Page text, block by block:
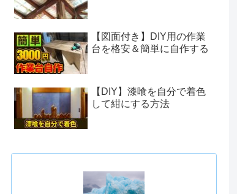
【図面付き】DIY用の作業
台を格安＆簡単に自作する
【DIY】漆喰を自分で着色
して紺にする方法